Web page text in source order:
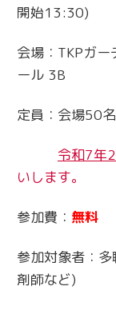
開始13:30)
会場：TKPガ
ール 3B
定員：会場50
令和7年
いします。
参加費： 無料
参加対象者：
剤師など)